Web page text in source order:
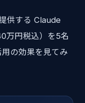
供する Claude
万円税込）を5名
の効果を見てみ